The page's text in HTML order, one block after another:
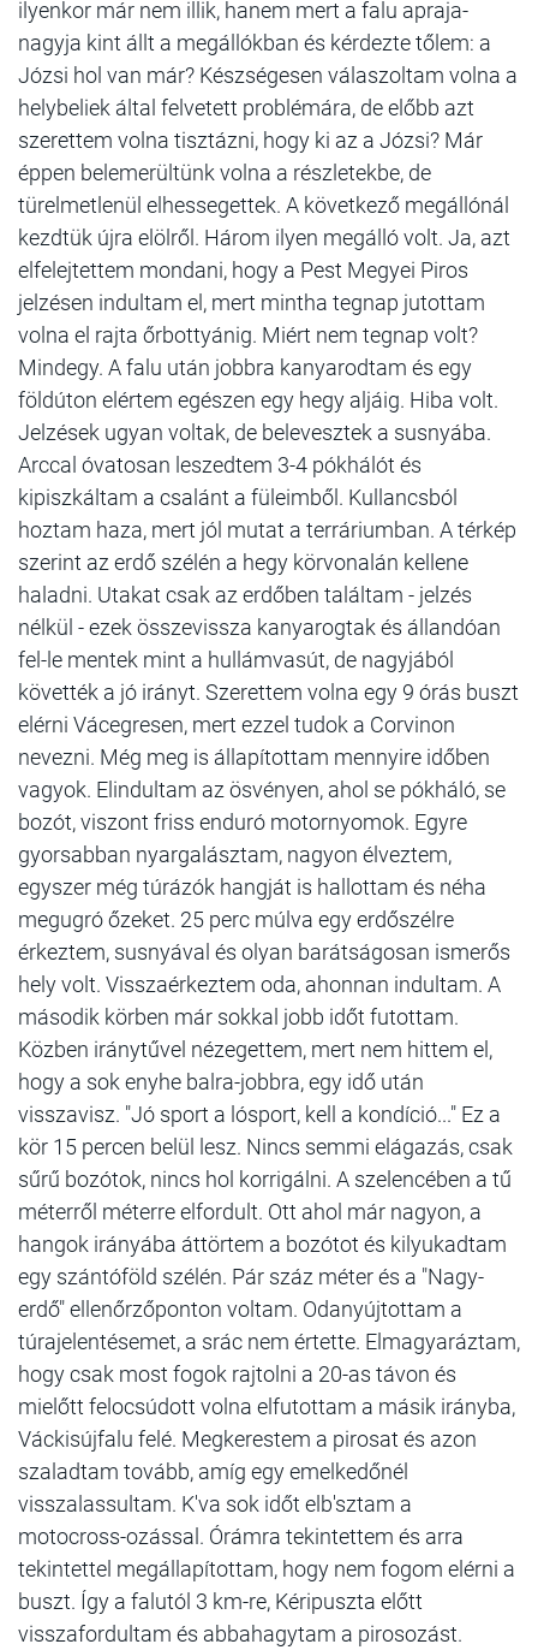
ilyenkor már nem illik, hanem mert a falu apraja-
nagyja kint állt a megállókban és kérdezte tőlem: a
Józsi hol van már? Készségesen válaszoltam volna a
helybeliek által felvetett problémára, de előbb azt
szerettem volna tisztázni, hogy ki az a Józsi? Már
éppen belemerültünk volna a részletekbe, de
türelmetlenül elhessegettek. A következő megállónál
kezdtük újra elölről. Három ilyen megálló volt. Ja, azt
elfelejtettem mondani, hogy a Pest Megyei Piros
jelzésen indultam el, mert mintha tegnap jutottam
volna el rajta őrbottyánig. Miért nem tegnap volt?
Mindegy. A falu után jobbra kanyarodtam és egy
földúton elértem egészen egy hegy aljáig. Hiba volt.
Jelzések ugyan voltak, de belevesztek a susnyába.
Arccal óvatosan leszedtem 3-4 pókhálót és
kipiszkáltam a csalánt a füleimből. Kullancsból
hoztam haza, mert jól mutat a terráriumban. A térkép
szerint az erdő szélén a hegy körvonalán kellene
haladni. Utakat csak az erdőben találtam - jelzés
nélkül - ezek összevissza kanyarogtak és állandóan
fel-le mentek mint a hullámvasút, de nagyjából
követték a jó irányt. Szerettem volna egy 9 órás buszt
elérni Vácegresen, mert ezzel tudok a Corvinon
nevezni. Még meg is állapítottam mennyire időben
vagyok. Elindultam az ösvényen, ahol se pókháló, se
bozót, viszont friss enduró motornyomok. Egyre
gyorsabban nyargalásztam, nagyon élveztem,
egyszer még túrázók hangját is hallottam és néha
megugró őzeket. 25 perc múlva egy erdőszélre
érkeztem, susnyával és olyan barátságosan ismerős
hely volt. Visszaérkeztem oda, ahonnan indultam. A
második körben már sokkal jobb időt futottam.
Közben iránytűvel nézegettem, mert nem hittem el,
hogy a sok enyhe balra-jobbra, egy idő után
visszavisz. "Jó sport a lósport, kell a kondíció..." Ez a
kör 15 percen belül lesz. Nincs semmi elágazás, csak
sűrű bozótok, nincs hol korrigálni. A szelencében a tű
méterről méterre elfordult. Ott ahol már nagyon, a
hangok irányába áttörtem a bozótot és kilyukadtam
egy szántóföld szélén. Pár száz méter és a "Nagy-
erdő" ellenőrzőponton voltam. Odanyújtottam a
túrajelentésemet, a srác nem értette. Elmagyaráztam,
hogy csak most fogok rajtolni a 20-as távon és
mielőtt felocsúdott volna elfutottam a másik irányba,
Váckisújfalu felé. Megkerestem a pirosat és azon
szaladtam tovább, amíg egy emelkedőnél
visszalassultam. K'va sok időt elb'sztam a
motocross-ozással. Órámra tekintettem és arra
tekintettel megállapítottam, hogy nem fogom elérni a
buszt. Így a falutól 3 km-re, Kéripuszta előtt
visszafordultam és abbahagytam a pirosozást.